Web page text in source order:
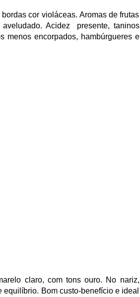
cor violáceas. Aromas de frutas
Acidez presente, taninos
menos encorpados, hambúrgueres e
claro, com tons ouro. No nariz,
Bom custo-benefício e ideal